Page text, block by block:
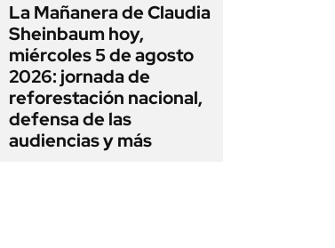
La Mañanera de Claudia
Sheinbaum hoy,
miércoles 5 de agosto
2026: jornada de
reforestación nacional,
defensa de las
audiencias y más